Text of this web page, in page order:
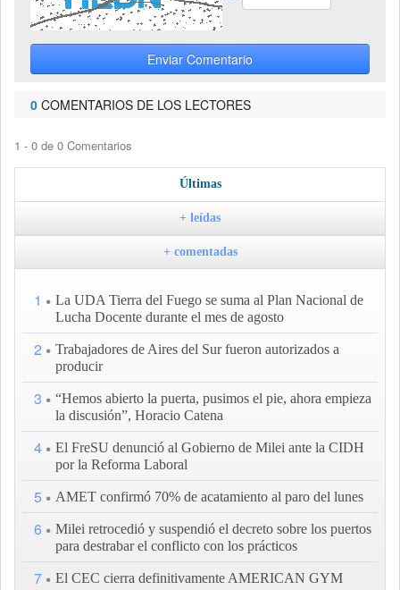
Enviar Comentario
0 COMENTARIOS DE LOS LECTORES
1 - 0 de 0 Comentarios
Últimas
+ leídas
+ comentadas
1
La UDA Tierra del Fuego se suma al Plan Nacional de
Lucha Docente durante el mes de agosto
2
Trabajadores de Aires del Sur fueron autorizados a
producir
3
“Hemos abierto la puerta, pusimos el pie, ahora empieza
la discusión”, Horacio Catena
4
El FreSU denunció al Gobierno de Milei ante la CIDH
por la Reforma Laboral
5 AMET confirmó 70% de acatamiento al paro del lunes
6
Milei retrocedió y suspendió el decreto sobre los puertos
para destrabar el conflicto con los prácticos
7 El CEC cierra definitivamente AMERICAN GYM